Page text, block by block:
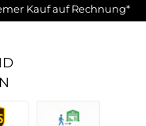
Kauf auf Rechnung*